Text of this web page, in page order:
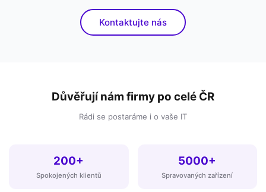
Kontaktujte nás
Důvěřují nám firmy po celé ČR
Rádi se postaráme i o vaše IT
200+
Spokojených klientů
5000+
Spravovaných zařízení